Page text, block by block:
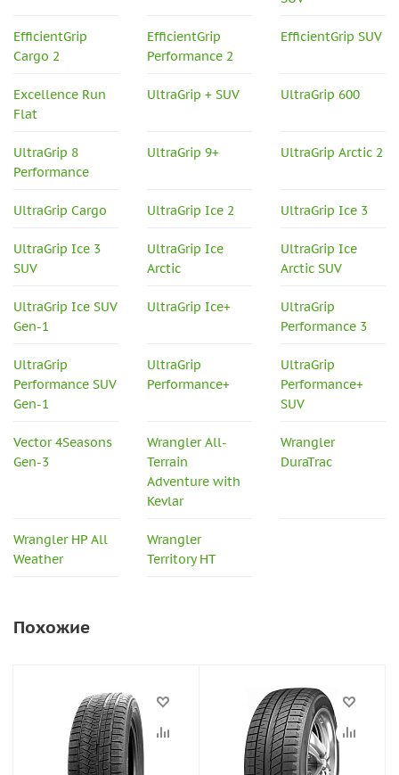
EfficientGrip
Cargo 2
EfficientGrip
Performance 2
EfficientGrip SUV
Excellence Run
Flat
UltraGrip + SUV UltraGrip 600
UltraGrip 8
Performance
UltraGrip 9+ UltraGrip Arctic 2
UltraGrip Cargo UltraGrip Ice 2 UltraGrip Ice 3
UltraGrip Ice 3
SUV
UltraGrip Ice
Arctic
UltraGrip Ice
Arctic SUV
UltraGrip Ice SUV
Gen-1
UltraGrip Ice+
UltraGrip
Performance 3
UltraGrip
Performance SUV
Gen-1
UltraGrip
Performance+
UltraGrip
Performance+
SUV
Vector 4Seasons
Gen-3
Wrangler All-
Terrain
Adventure with
Kevlar
Wrangler
DuraTrac
Wrangler HP All
Weather
Wrangler
Territory HT
Похожие